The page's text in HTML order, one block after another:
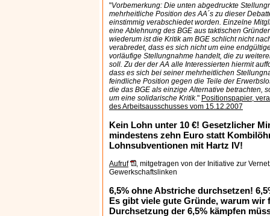
"Vorbemerkung: Die unten abgedruckte
mehrheitliche Position des AA´s zu dieser
einstimmig verabschiedet worden. Einzelne
eine Ablehnung des BGE aus taktischen
wiederum ist die Kritik am BGE schlicht nicht
verabredet, dass es sich nicht um eine
vorläufige Stellungnahme handelt, die zu
soll. Zu der der AA alle Interessierten hiermit
dass es sich bei seiner mehrheitlichen
feindliche Position gegen die Teile der
die das BGE als einzige Alternative betrachten,
um eine solidarische Kritik." Positionspapier,
des Arbeitsausschusses vom 15.12.2007
Kein Lohn unter 10 €! Gesetzlicher
mindestens zehn Euro statt
Lohnsubventionen mit Hartz IV!
Aufruf
, mitgetragen von der Initiative zur
Gewerkschaftslinken
6,5% ohne Abstriche durchsetzen!
Es gibt viele gute Gründe, warum wir
Durchsetzung der 6,5% kämpfen